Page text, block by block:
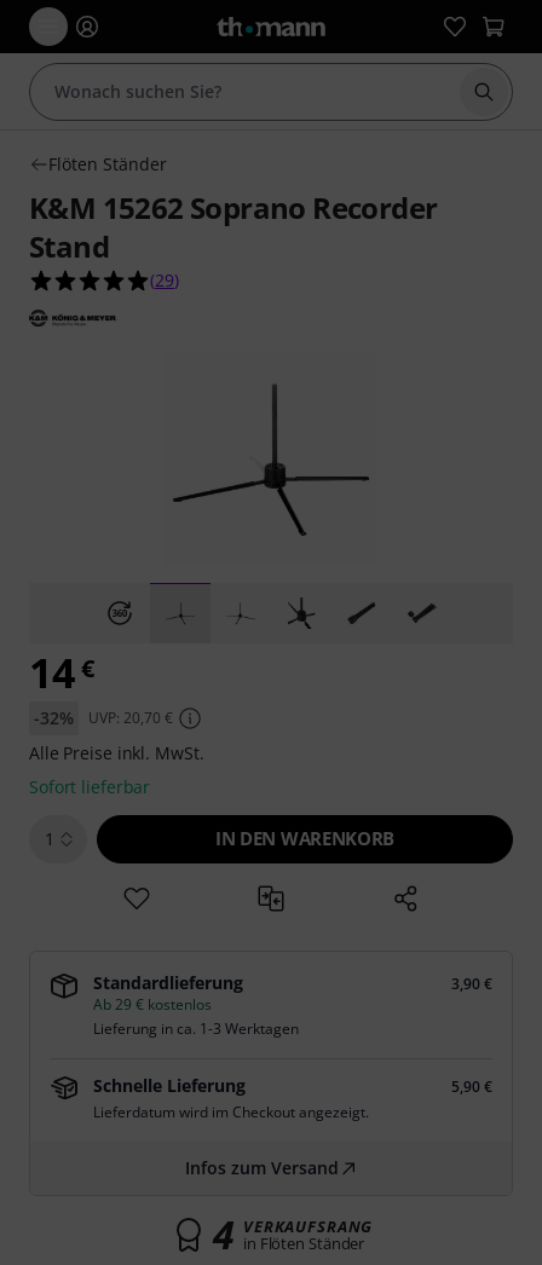
Suche
Flöten Ständer
K&M 15262 Soprano Recorder
Stand
5.0 von 5 Sternen aus 29 Kundenbewertungen
(29)
14€
-32% UVP: 20,70 €
Alle Preise inkl. MwSt.
Sofort lieferbar
1 IN DEN WARENKORB
Standardlieferung
3,90 €
Ab 29 € kostenlos
Lieferung in ca. 1-3 Werktagen
Schnelle Lieferung
5,90 €
Lieferdatum wird im Checkout angezeigt.
Infos zum Versand
4 VERKAUFSRANG
in Flöten Ständer